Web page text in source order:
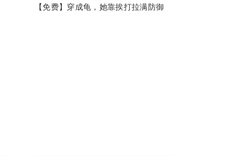
【免费】穿成龟，她靠挨打拉满防御